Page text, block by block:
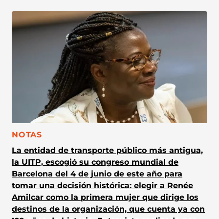
CATEGORÍA:
NOTAS
La entidad de transporte público más antigua,
la UITP, escogió su congreso mundial de
Barcelona del 4 de junio de este año para
tomar una decisión histórica: elegir a Renée
Amilcar como la primera mujer que dirige los
destinos de la organización, que cuenta ya con